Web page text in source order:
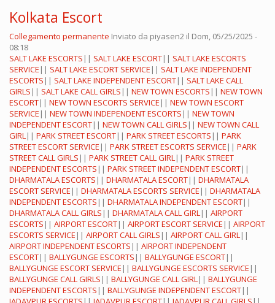
Kolkata Escort
Collegamento permanente Inviato da piyasen2 il Dom, 05/25/2025 -
08:18
SALT LAKE ESCORTS || SALT LAKE ESCORT|| SALT LAKE ESCORTS
SERVICE || SALT LAKE ESCORT SERVICE || SALT LAKE INDEPENDENT
ESCORTS || SALT LAKE INDEPENDENT ESCORT|| SALT LAKE CALL
GIRLS || SALT LAKE CALL GIRLS || NEW TOWN ESCORTS || NEW TOWN
ESCORT|| NEW TOWN ESCORTS SERVICE || NEW TOWN ESCORT
SERVICE || NEW TOWN INDEPENDENT ESCORTS || NEW TOWN
INDEPENDENT ESCORT|| NEW TOWN CALL GIRLS || NEW TOWN CALL
GIRL|| PARK STREET ESCORT|| PARK STREET ESCORTS || PARK
STREET ESCORT SERVICE || PARK STREET ESCORTS SERVICE || PARK
STREET CALL GIRLS || PARK STREET CALL GIRL|| PARK STREET
INDEPENDENT ESCORTS || PARK STREET INDEPENDENT ESCORT||
DHARMATALA ESCORTS || DHARMATALA ESCORT|| DHARMATALA
ESCORT SERVICE || DHARMATALA ESCORTS SERVICE || DHARMATALA
INDEPENDENT ESCORTS || DHARMATALA INDEPENDENT ESCORT||
DHARMATALA CALL GIRLS || DHARMATALA CALL GIRL|| AIRPORT
ESCORTS || AIRPORT ESCORT|| AIRPORT ESCORT SERVICE || AIRPORT
ESCORTS SERVICE || AIRPORT CALL GIRLS || AIRPORT CALL GIRL||
AIRPORT INDEPENDENT ESCORTS || AIRPORT INDEPENDENT
ESCORT|| BALLYGUNGE ESCORTS || BALLYGUNGE ESCORT||
BALLYGUNGE ESCORT SERVICE || BALLYGUNGE ESCORTS SERVICE ||
BALLYGUNGE CALL GIRLS || BALLYGUNGE CALL GIRL|| BALLYGUNGE
INDEPENDENT ESCORTS || BALLYGUNGE INDEPENDENT ESCORT||